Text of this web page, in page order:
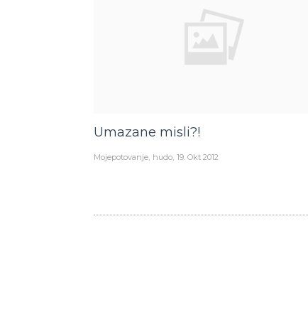
Umazane misli?!
Mojepotovanje hudo 19. Okt 2012